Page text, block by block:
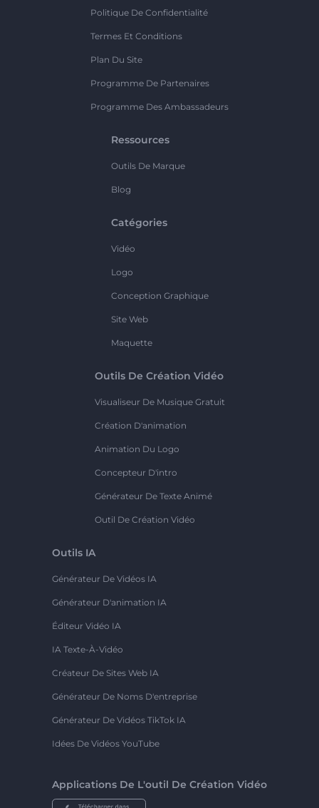
Politique De Confidentialité
Termes Et Conditions
Plan Du Site
Programme De Partenaires
Programme Des Ambassadeurs
Ressources
Outils De Marque
Blog
Catégories
Vidéo
Logo
Conception Graphique
Site Web
Maquette
Outils De Création Vidéo
Visualiseur De Musique Gratuit
Création D'animation
Animation Du Logo
Concepteur D'intro
Générateur De Texte Animé
Outil De Création Vidéo
Outils IA
Générateur De Vidéos IA
Générateur D'animation IA
Éditeur Vidéo IA
IA Texte-À-Vidéo
Créateur De Sites Web IA
Générateur De Noms D'entreprise
Générateur De Vidéos TikTok IA
Idées De Vidéos YouTube
Applications De L'outil De Création Vidéo